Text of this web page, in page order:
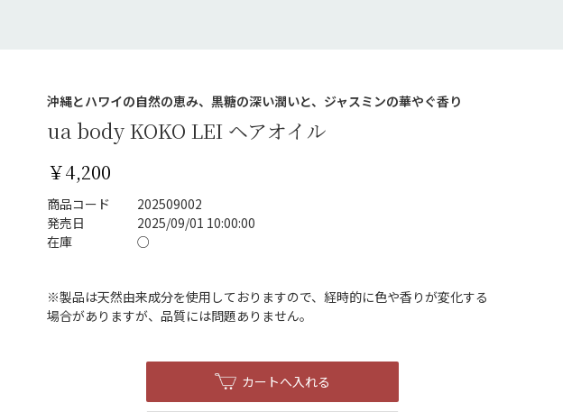
沖縄とハワイの自然の恵み、黒糖の深い潤いと、ジャスミンの華やぐ香り
ua body KOKO LEI ヘアオイル
￥4,200
商品コード
202509002
発売日
2025/09/01 10:00:00
在庫
○
※製品は天然由来成分を使用しておりますので、経時的に色や香りが変化する
場合がありますが、品質には問題ありません。